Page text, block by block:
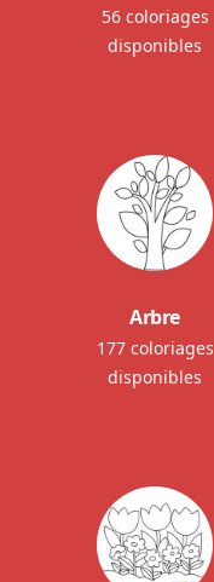
56 coloriages
disponibles
Arbre
177 coloriages
disponibles